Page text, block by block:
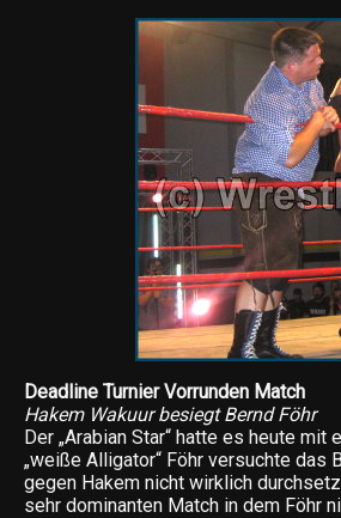
Deadline Turnier Vorrunden Match
Hakem Wakuur besiegt Bernd Föhr
Der „Arabian Star“ hatte es heute
„weiße Alligator“ Föhr versuchte das
gegen Hakem nicht wirklich
sehr dominanten Match in dem Föhr